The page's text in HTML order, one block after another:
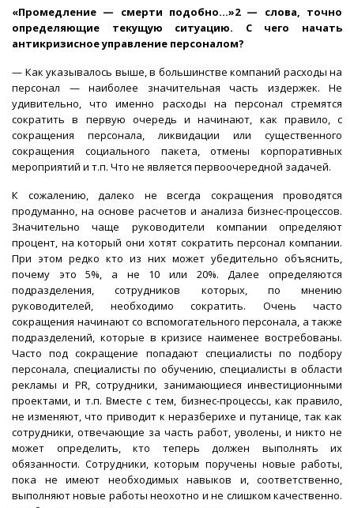
«Промедление — смерти подобно…»2 — слова, точно
определяющие текущую ситуацию. С чего начать
антикризисное управление персоналом?
— Как указывалось выше, в большинстве компаний расходы на
персонал — наиболее значительная часть издержек. Не
удивительно, что именно расходы на персонал стремятся
сократить в первую очередь и начинают, как правило, с
сокращения персонала, ликвидации или существенного
сокращения социального пакета, отмены корпоративных
мероприятий и т.п. Что не является первоочередной задачей.
К сожалению, далеко не всегда сокращения проводятся
продуманно, на основе расчетов и анализа бизнес-процессов.
Значительно чаще руководители компании определяют
процент, на который они хотят сократить персонал компании.
При этом редко кто из них может убедительно объяснить,
почему это 5%, а не 10 или 20%. Далее определяются
подразделения, сотрудников которых, по мнению
руководителей, необходимо сократить. Очень часто
сокращения начинают со вспомогательного персонала, а также
подразделений, которые в кризисе наименее востребованы.
Часто под сокращение попадают специалисты по подбору
персонала, специалисты по обучению, специалисты в области
рекламы и PR, сотрудники, занимающиеся инвестиционными
проектами, и т.п. Вместе с тем, бизнес-процессы, как правило,
не изменяют, что приводит к неразберихе и путанице, так как
сотрудники, отвечающие за часть работ, уволены, и никто не
может определить, кто теперь должен выполнять их
обязанности. Сотрудники, которым поручены новые работы,
пока не имеют необходимых навыков и, соответственно,
выполняют новые работы неохотно и не слишком качественно.